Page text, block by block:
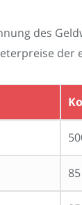
des
der